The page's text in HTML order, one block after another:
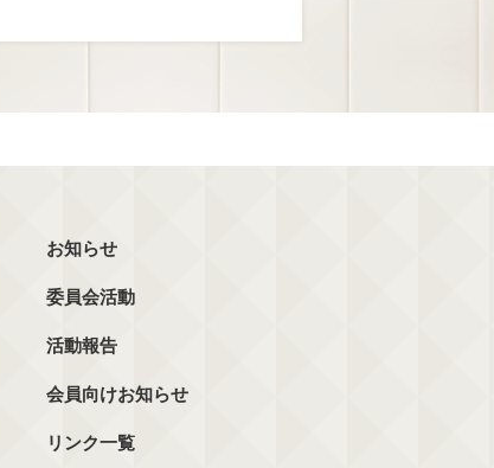
お知らせ
委員会活動
活動報告
会員向けお知らせ
リンク一覧